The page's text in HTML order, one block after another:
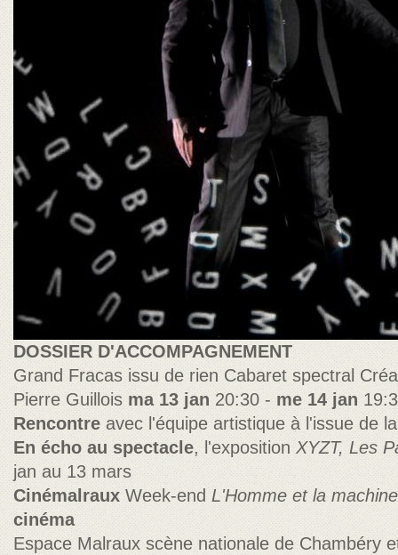
DOSSIER D'ACCOMPAGNEMENT
Grand Fracas issu de rien Cabaret spectral
Pierre Guillois ma 13 jan 20:30 - me 14 jan
Rencontre avec l'équipe artistique à l'issue de
En écho au spectacle, l'exposition XYZT, Les
jan au 13 mars
CinémalrauxWeek-endL'Homme et la machine
cinéma
Espace Malraux scène nationale de Chambéry